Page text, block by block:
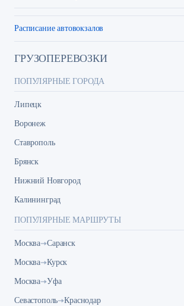
Расписание автовокзалов
ГРУЗОПЕРЕВОЗКИ
ПОПУЛЯРНЫЕ ГОРОДА
Липецк
Воронеж
Ставрополь
Брянск
Нижний Новгород
Калининград
ПОПУЛЯРНЫЕ МАРШРУТЫ
Москва Саранск
Москва Курск
Москва Уфа
Севастополь Краснодар